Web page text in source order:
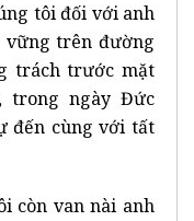
tôi đối với anh
vững trên đường
trách trước mặt
trong ngày Đức
đến cùng với tất
còn van nài anh